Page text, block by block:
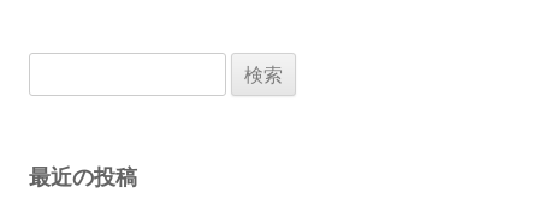
ン
索:
最近の投稿